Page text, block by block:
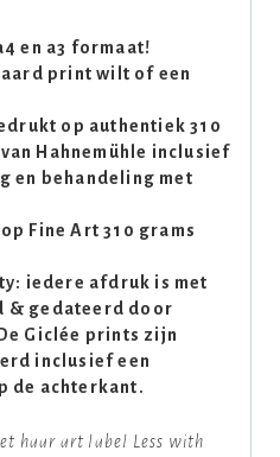
en a3 formaat!
print wilt of een
op authentiek 310
Hahnemühle inclusief
en behandeling met
Fine Art 310 grams
iedere afdruk is met
& gedateerd door
Giclée prints zijn
inclusief een
de achterkant.
haar art label Less with